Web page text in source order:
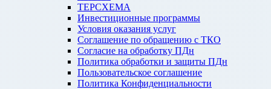
ТЕРСХЕМА
Инвестиционные программы
Условия оказания услуг
Соглашение по обращению с ТКО
Согласие на обработку ПДн
Политика обработки и защиты ПДн
Пользовательское соглашение
Политика Конфиденциальности